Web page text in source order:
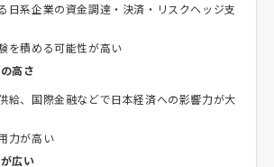
日系企業の資金調達・決済・リスクヘッジ支
を積める可能性が高い
高さ
給、国際金融などで日本経済への影響力が大
力が高い
広い